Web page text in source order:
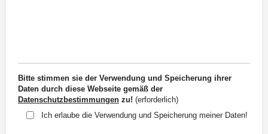
Bitte stimmen sie der Verwendung und Speicherung ihrer
Daten durch diese Webseite gemäß der
Datenschutzbestimmungen zu! (erforderlich)
Ich erlaube die Verwendung und Speicherung meiner Daten!